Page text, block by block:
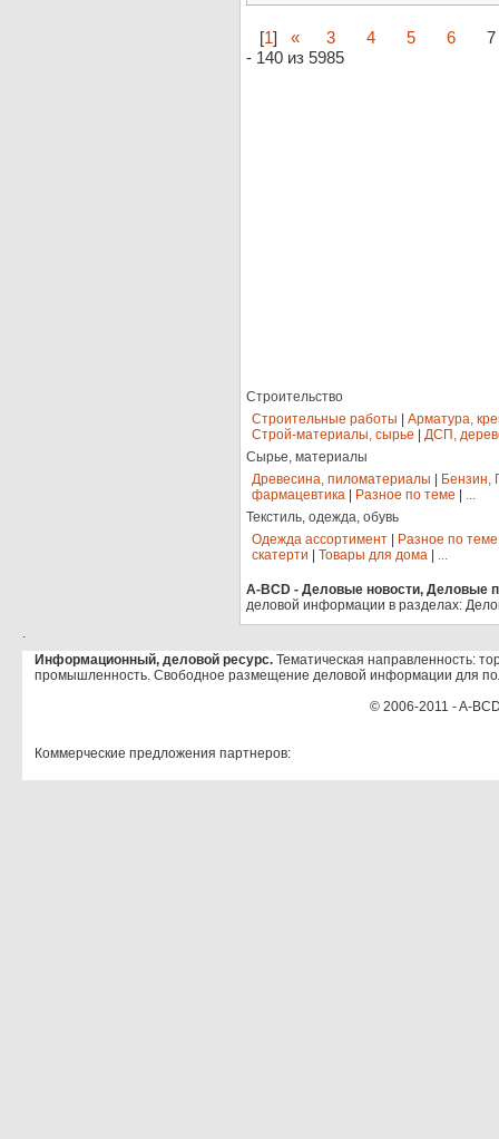
[1] « 3 4 5 6
7
- 140 из 5985
Строительство
Строительные работы
Арматура,
Строй-материалы, сырье
ДСП,
Сырье, материалы
Древесина, пиломатериалы
Бензин,
фармацевтика
Разное по теме
...
Текстиль, одежда, обувь
Одежда ассортимент
Разное по теме
скатерти
Товары для дома ...
A-BCD - Деловые новости, Деловые
деловой информации в разделах:
.
Информационный, деловой ресурс. Тематическая направленность:
промышленность. Свободное размещение деловой информации для
© 2006-2011 - A-
Коммерческие предложения партнеров: